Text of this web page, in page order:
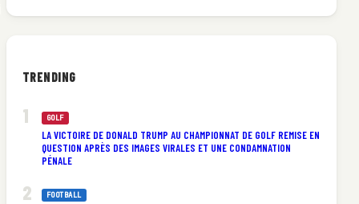
TRENDING
GOLF
LA VICTOIRE DE DONALD TRUMP AU CHAMPIONNAT DE GOLF REMISE EN
QUESTION APRÈS DES IMAGES VIRALES ET UNE CONDAMNATION
PÉNALE
FOOTBALL